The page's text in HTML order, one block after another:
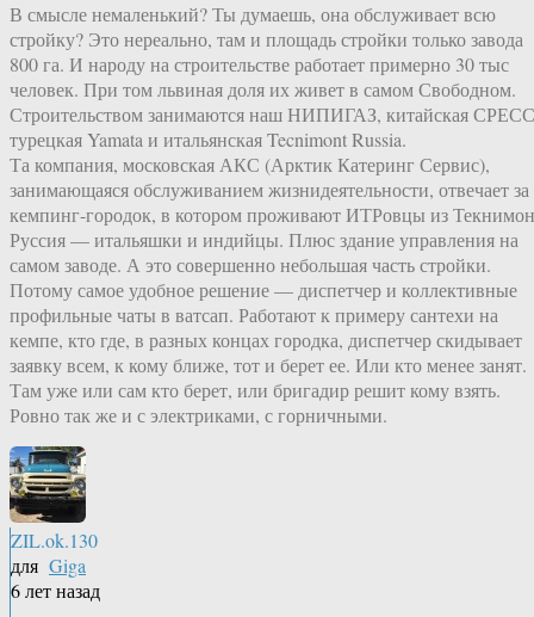
В смысле немаленький? Ты думаешь, она обслуживает всю
стройку? Это нереально, там и площадь стройки только завода
800 га. И народу на строительстве работает примерно 30 тыс
человек. При том львиная доля их живет в самом Свободном.
Строительством занимаются наш НИПИГАЗ, китайская
турецкая Yamata и итальянская Tecnimont Russia.
Та компания, московская АКС (Арктик Катеринг Сервис),
занимающаяся обслуживанием жизнидеятельности, отвечает за
кемпинг-городок, в котором проживают ИТРовцы из
Руссия — итальяшки и индийцы. Плюс здание управления на
самом заводе. А это совершенно небольшая часть стройки.
Потому самое удобное решение — диспетчер и коллективные
профильные чаты в ватсап. Работают к примеру сантехи на
кемпе, кто где, в разных концах городка, диспетчер скидывает
заявку всем, к кому ближе, тот и берет ее. Или кто менее занят.
Там уже или сам кто берет, или бригадир решит кому взять.
Ровно так же и с электриками, с горничными.
ZIL.ok.130
для Giga
6 лет назад